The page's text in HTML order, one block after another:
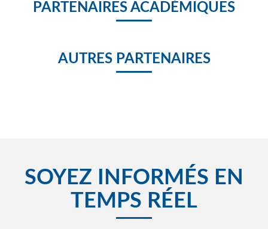
PARTENAIRES ACADÉMIQUES
AUTRES PARTENAIRES
SOYEZ INFORMÉS EN
TEMPS RÉEL